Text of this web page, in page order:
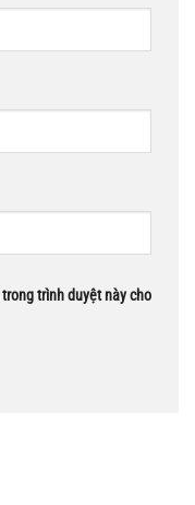
trình duyệt này cho